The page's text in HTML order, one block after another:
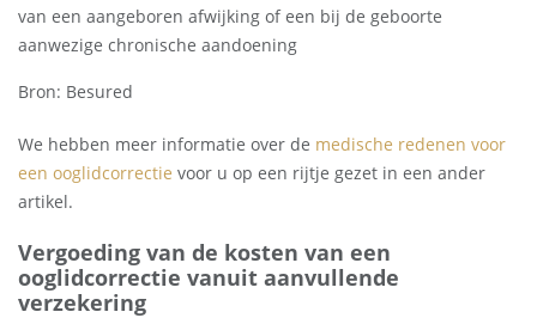
van een aangeboren afwijking of een bij de geboorte
aanwezige chronische aandoening
Bron: Besured
We hebben meer informatie over de medische redenen voor
een ooglidcorrectie voor u op een rijtje gezet in een ander
artikel.
Vergoeding van de kosten van een
ooglidcorrectie vanuit aanvullende
verzekering